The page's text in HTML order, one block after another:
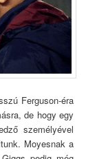
Ferguson-éra
de hogy egy
személyével
Moyesnak a